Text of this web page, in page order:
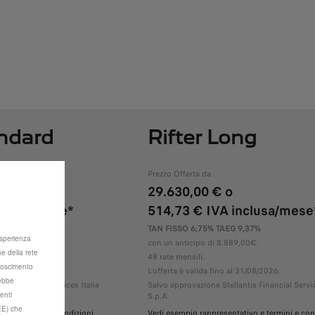
mese*
2026.
Financial Services Italia
Rifter Long
Prezzo Offerta da
29.630,00 € o
514,73 € IVA inclusa/
TAN FISSO 6,75% TAEG 9,37%
con un anticipo di 8.889,00€.
48 rate mensili.
L'offerta è valida fino al 31/08/2026.
Salvo approvazione Stellantis Financial
S.p.A.
della rete
che